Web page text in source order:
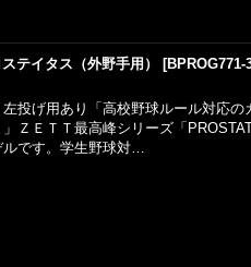
テイタス（外野手用） [BPROG771-
左投げ用あり「高校野球ルール対応
ＺＥＴＴ最高峰シリーズ「
ルです。学生野球対…